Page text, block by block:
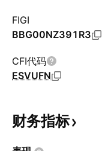
FIGI
BBG00NZ391R3
CFI代码
ESVUFN
财务指标